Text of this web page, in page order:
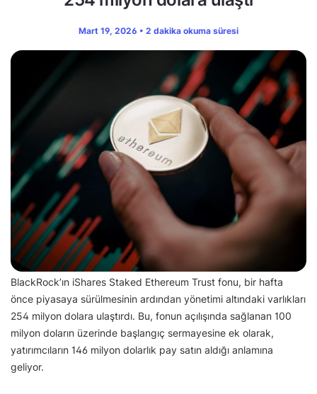
Mart 19, 2026 • 2 dakika okuma süresi
BlackRock’ın iShares Staked Ethereum Trust fonu, bir hafta
önce piyasaya sürülmesinin ardından yönetimi altındaki varlıkları
254 milyon dolara ulaştırdı. Bu, fonun açılışında sağlanan 100
milyon doların üzerinde başlangıç sermayesine ek olarak,
yatırımcıların 146 milyon dolarlık pay satın aldığı anlamına
geliyor.